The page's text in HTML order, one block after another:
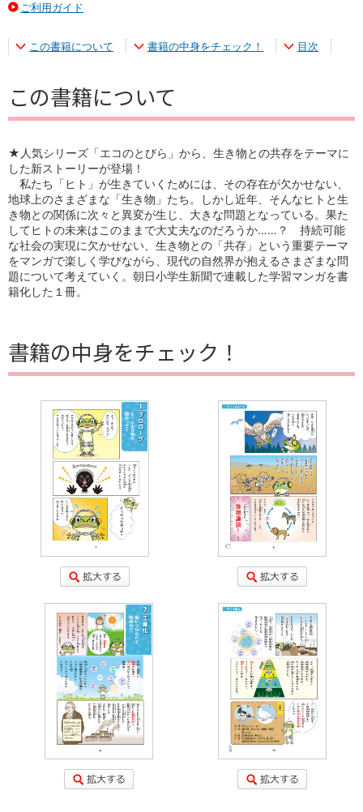
ご利用ガイド
この書籍について 書籍の中身をチェック！ 目次
この書籍について
★人気シリーズ「エコのとびら」から、生き物との共存をテーマに
した新ストーリーが登場！
私たち「ヒト」が生きていくためには、その存在が欠かせない、
地球上のさまざまな「生き物」たち。しかし近年、そんなヒトと生
き物との関係に次々と異変が生じ、大きな問題となっている。果た
してヒトの未来はこのままで大丈夫なのだろうか……？ 持続可能
な社会の実現に欠かせない、生き物との「共存」という重要テーマ
をマンガで楽しく学びながら、現代の自然界が抱えるさまざまな問
題について考えていく。朝日小学生新聞で連載した学習マンガを書
籍化した１冊。
書籍の中身をチェック！